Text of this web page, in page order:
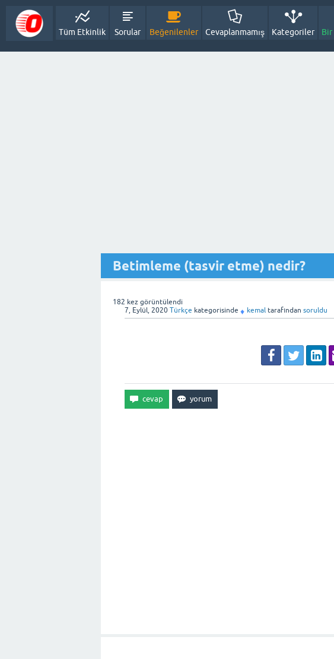
Tüm Etkinlik Sorular Beğenilenler Cevaplanmamış Kategoriler Bir
Betimleme (tasvir etme) nedir?
182 kez görüntülendi
7, Eylül, 2020 Türkçe kategorisinde ♦ kemal tarafından soruldu